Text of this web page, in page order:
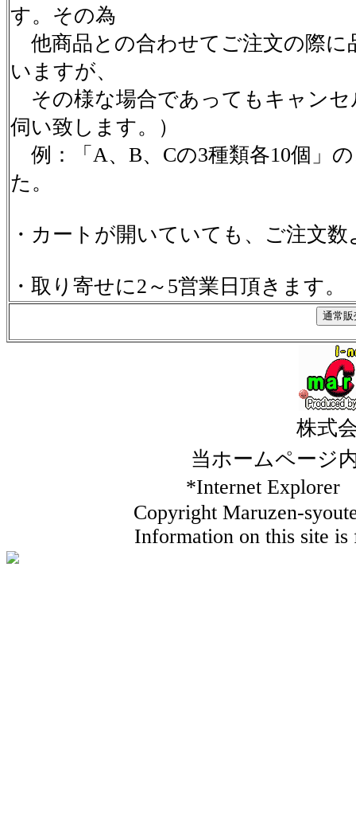
す。その為
他商品との合わせてご注文の際に
いますが、
その様な場合であってもキャンセ
伺い致します。）
例：「A、B、Cの3種類各10個」
た。
・カートが開いていても、ご注文
・取り寄せに2～5営業日頂きます。
株式
当ホームページ
*Internet
Copyright Maruzen-
Information on this site is